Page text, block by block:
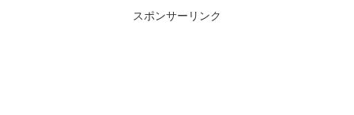
スポンサーリンク